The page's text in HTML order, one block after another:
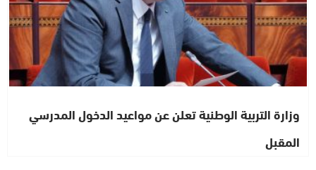
وزارة التربية الوطنية تعلن عن مواعيد الدخول المدرسي
المقبل